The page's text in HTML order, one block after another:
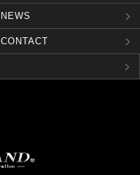
NEWS
CONTACT